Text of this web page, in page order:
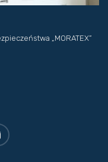
„MORATEX”